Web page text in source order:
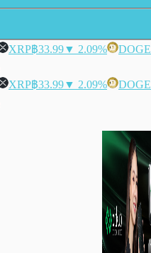
XRP฿33.99▼ 2.09% DOGE
XRP฿33.99▼ 2.09% DOGE